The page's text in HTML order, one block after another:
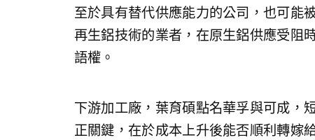
至於具有替代供應能力的公司，也可能
再生鋁技術的業者，在原生鋁供應受阻
語權。
下游加工廠，葉育碩點名華孚與可成，
正關鍵，在於成本上升後能否順利轉嫁